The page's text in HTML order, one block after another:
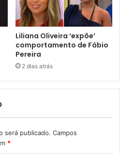
Liliana Oliveira ‘expõe’
comportamento de Fábio
Pereira
2 dias atrás
será publicado. Campos
*